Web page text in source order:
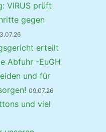
VIRUS prüft
gegen
erteilt
Abfuhr -EuGH
und für
09.07.26
und viel